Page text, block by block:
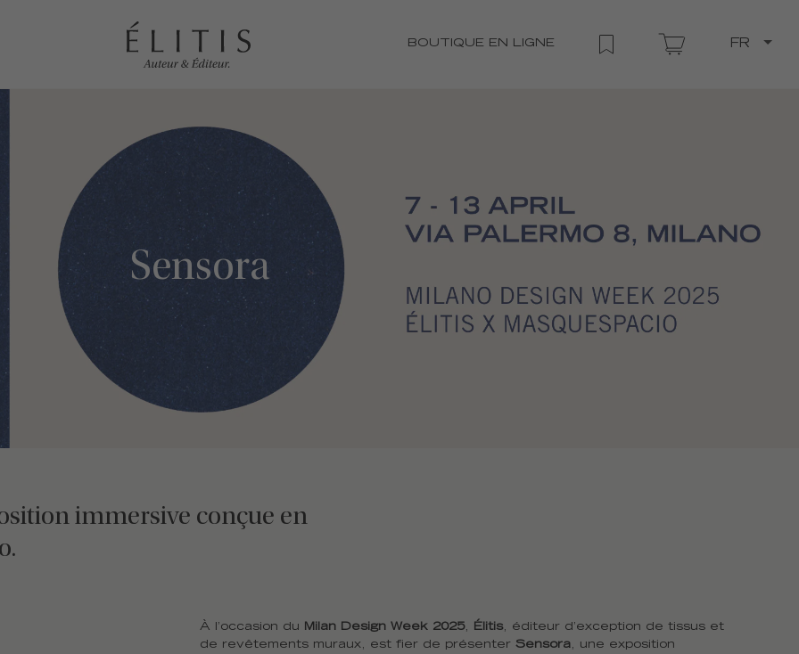
BOUTIQUE EN LIGNE FR
Sensora
immersive conçue en
À l’occasion du Milan Design Week 2025, Élitis, éditeur d’exception de tissus et
de revêtements muraux, est fier de présenter Sensora, une exposition